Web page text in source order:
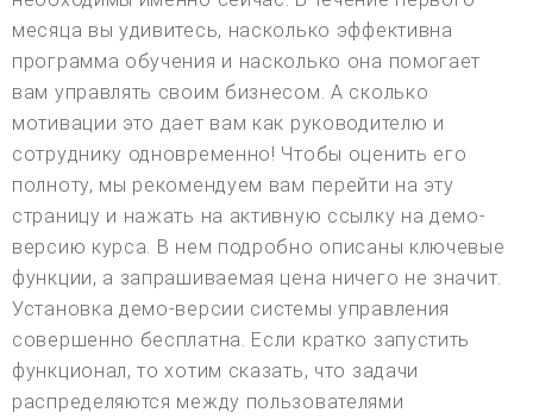
месяца вы удивитесь, насколько эффективна
программа обучения и насколько она помогает
вам управлять своим бизнесом. А сколько
мотивации это дает вам как руководителю и
сотруднику одновременно! Чтобы оценить его
полноту, мы рекомендуем вам перейти на эту
страницу и нажать на активную ссылку на демо-
версию курса. В нем подробно описаны ключевые
функции, а запрашиваемая цена ничего не значит.
Установка демо-версии системы управления
совершенно бесплатна. Если кратко запустить
функционал, то хотим сказать, что задачи
распределяются между пользователями